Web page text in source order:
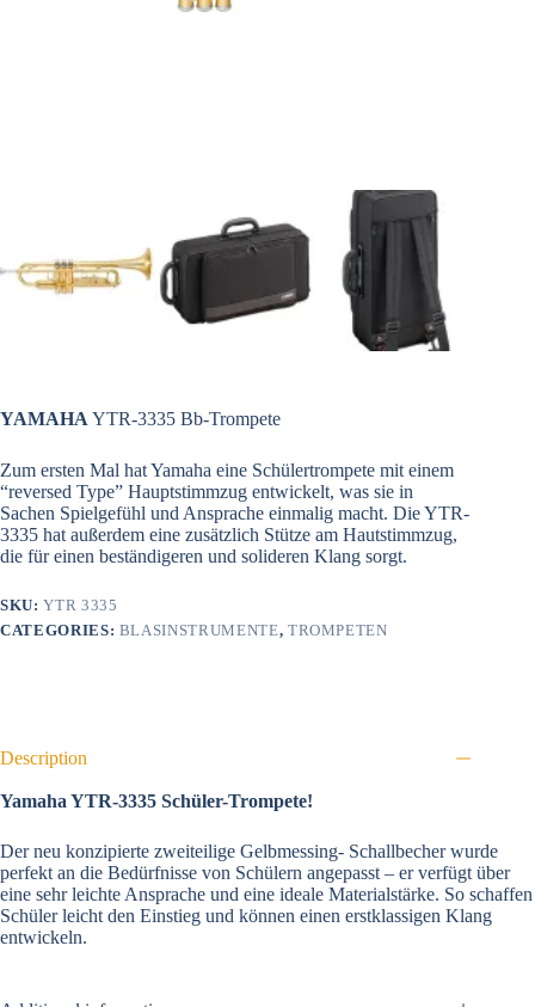
YAMAHA YTR-3335 Bb-Trompete
Zum ersten Mal hat Yamaha eine Schülertrompete mit einem
“reversed Type” Hauptstimmzug entwickelt, was sie in
Sachen Spielgefühl und Ansprache einmalig macht. Die YTR-
3335 hat außerdem eine zusätzlich Stütze am Hautstimmzug,
die für einen beständigeren und solideren Klang sorgt.
SKU:YTR 3335
CATEGORIES: BLASINSTRUMENTE, TROMPETEN
Description
Yamaha YTR-3335 Schüler-Trompete!
Der neu konzipierte zweiteilige Gelbmessing- Schallbecher wurde
perfekt an die Bedürfnisse von Schülern angepasst – er verfügt über
eine sehr leichte Ansprache und eine ideale Materialstärke. So schaffen
Schüler leicht den Einstieg und können einen erstklassigen Klang
entwickeln.